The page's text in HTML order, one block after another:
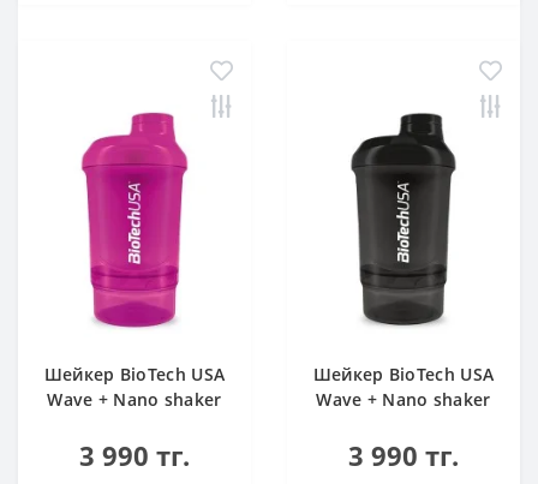
Шейкер BioTech USA
Wave + Nano shaker
розовый
3 990 тг.
Шейкер BioTech USA
Wave + Nano shaker
черный
3 990 тг.